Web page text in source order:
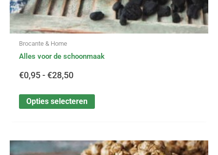
Brocante & Home
Alles voor de schoonmaak
€0,95 - €28,50
Opties selecteren
Prijsklasse:
Dit